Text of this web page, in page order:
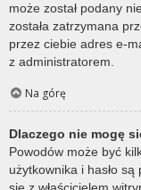
może został podany
została zatrzymana
przez ciebie adres e-
z administratorem.
Na górę
Dlaczego nie mogę
Powodów może być
użytkownika i hasło są